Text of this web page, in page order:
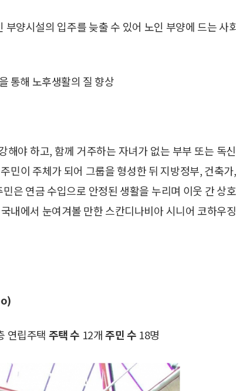
양시설의 입주를 늦출 수 있어 노인 부양에 드는 사
통해 노후생활의 질 향상
야 하고, 함께 거주하는 자녀가 없는 부부 또는 독
민이 주체가 되어 그룹을 형성한 뒤 지방정부, 건축가
은 연금 수입으로 안정된 생활을 누리며 이웃 간 상
내에서 눈여겨볼 만한 스칸디나비아 시니어 코하우
연립주택 주택 수 12개주민 수 18명